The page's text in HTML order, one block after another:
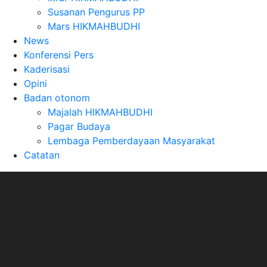
Susanan Pengurus PP
Mars HIKMAHBUDHI
News
Konferensi Pers
Kaderisasi
Opini
Badan otonom
Majalah HIKMAHBUDHI
Pagar Budaya
Lembaga Pemberdayaan Masyarakat
Catatan